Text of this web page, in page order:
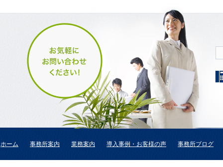
ホーム 事務所案内 業務案内 導入事例・お客様の声 事務所ブログ